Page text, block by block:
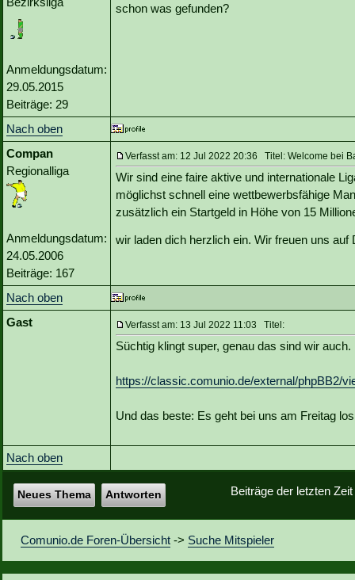
Anmeldungsdatum:
29.05.2015
Beiträge: 29
schon was gefunden?
Nach oben
Compan
Regionalliga
Anmeldungsdatum:
24.05.2006
Beiträge: 167
Verfasst am: 12 Jul 2022 20:36 Titel: Welcome bei
Wir sind eine faire aktive und internationale
möglichst schnell eine wettbewerbsfähige
zusätzlich ein Startgeld in Höhe von 15
wir laden dich herzlich ein. Wir freuen uns
Nach oben
Gast
Verfasst am: 13 Jul 2022 11:03 Titel:
Süchtig klingt super, genau das sind wir auch.
https://classic.comunio.de/external/phpBB2/
Und das beste: Es geht bei uns am Freitag
Nach oben
Beiträge der letzten
Neues Thema Antworten
Comunio.de Foren-Übersicht -> Suche Mitspieler